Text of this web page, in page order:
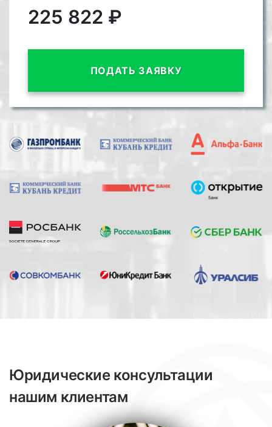
225 822 ₽
ПОДАТЬ ЗАЯВКУ
Юридические консультации
нашим клиентам